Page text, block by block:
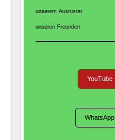
unserem Ausrüster
unseren Freunden
YouTube
WhatsApp